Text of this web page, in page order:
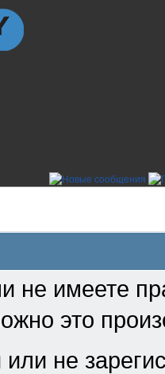
не имеете
это
не